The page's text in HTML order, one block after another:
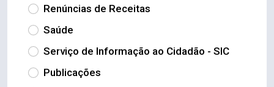
Renúncias de Receitas
Saúde
Serviço de Informação ao Cidadão - SIC
Publicações